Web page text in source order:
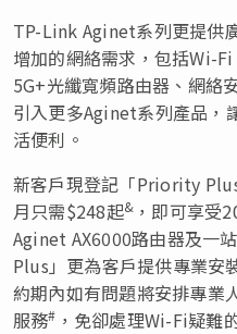
TP-Link Aginet系列更提供
增加的網絡需求，包括Wi-
5G+光纖寬頻路由器、網絡
引入更多Aginet系列產品，
活便利。
新客戶現登記「Priority
月只需$248起& ，即可享受
Aginet AX6000路由器及一
Plus」更為客戶提供專業安
約期內如有問題將安排專業
服務# ，免卻處理Wi-Fi疑難